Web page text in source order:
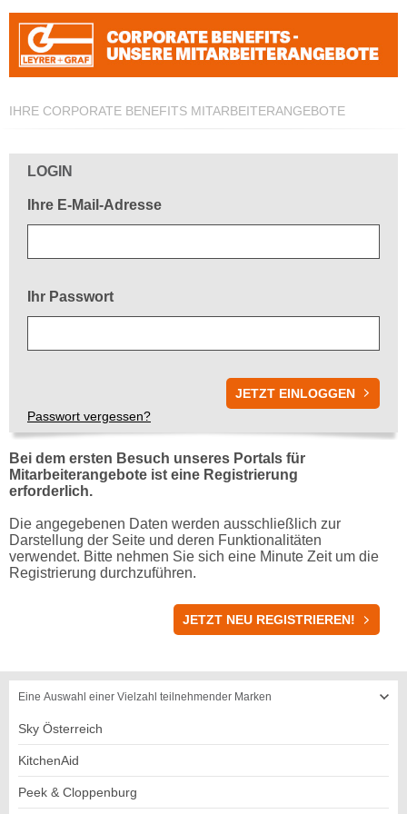
IHRE CORPORATE BENEFITS MITARBEITERANGEBOTE
LOGIN
Ihre E-Mail-Adresse
Ihr Passwort
Passwort vergessen?
Bei dem ersten Besuch unseres Portals für
Mitarbeiterangebote ist eine Registrierung
erforderlich.
Die angegebenen Daten werden ausschließlich zur
Darstellung der Seite und deren Funktionalitäten
verwendet. Bitte nehmen Sie sich eine Minute Zeit um die
Registrierung durchzuführen.
JETZT NEU REGISTRIEREN!
Eine Auswahl einer Vielzahl teilnehmender Marken
Sky Österreich
KitchenAid
Peek & Cloppenburg